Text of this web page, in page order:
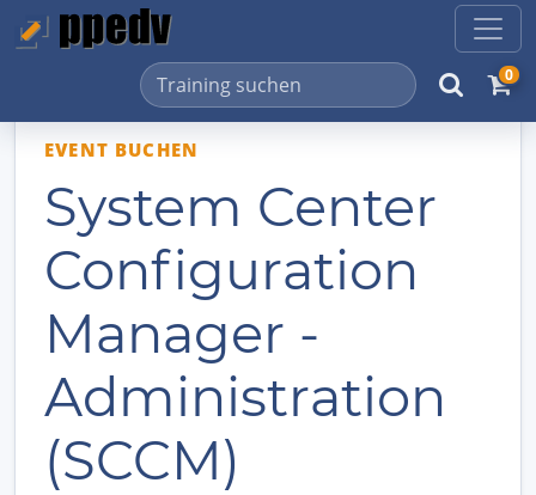
0
EVENT BUCHEN
System Center
Configuration
Manager -
Administration
(SCCM)